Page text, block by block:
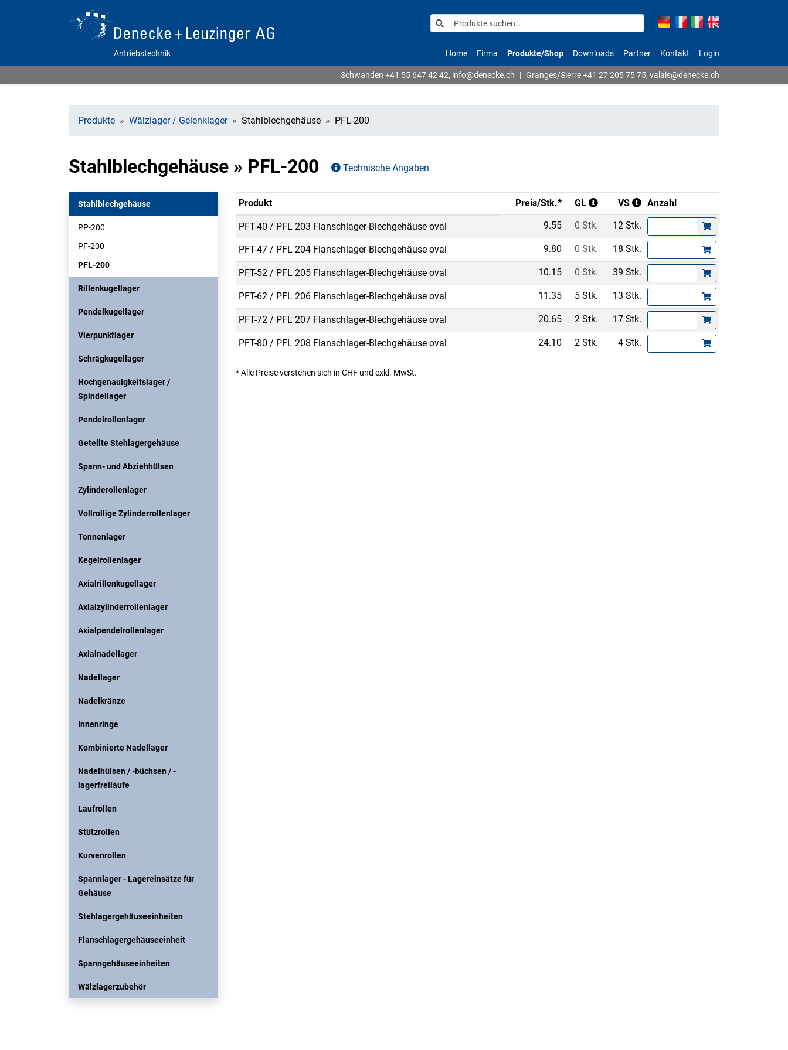
Antriebstechnik Home Firma Produkte/Shop Downloads Partner Kontakt Login
Schwanden +41 55 647 42 42, info@denecke.ch | Granges/Sierre+41 27 205 75 75, valais@denecke.ch
Produkte Wälzlager / Gelenklager Stahlblechgehäuse PFL-200
Stahlblechgehäuse » PFL-200 Technische Angaben
Stahlblechgehäuse
PP-200
PF-200
PFL-200
Rillenkugellager
Pendelkugellager
Vierpunktlager
Schrägkugellager
Hochgenauigkeitslager /
Spindellager
Pendelrollenlager
Geteilte Stehlagergehäuse
Spann- und Abziehhülsen
Zylinderollenlager
Vollrollige Zylinderrollenlager
Tonnenlager
Kegelrollenlager
Axialrillenkugellager
Axialzylinderrollenlager
Axialpendelrollenlager
Axialnadellager
Nadellager
Nadelkränze
Innenringe
Kombinierte Nadellager
Nadelhülsen / -büchsen / -
lagerfreiläufe
Laufrollen
Stützrollen
Kurvenrollen
Spannlager - Lagereinsätze für
Gehäuse
Stehlagergehäuseeinheiten
Flanschlagergehäuseeinheit
Spanngehäuseeinheiten
Wälzlagerzubehör
Produkt Preis/Stk.* GL VS Anzahl
PFT-40 / PFL 203 Flanschlager-Blechgehäuse oval 9.55 0 Stk. 12 Stk.
PFT-47 / PFL 204 Flanschlager-Blechgehäuse oval 9.80 0 Stk. 18 Stk.
PFT-52 / PFL 205 Flanschlager-Blechgehäuse oval 10.15 0 Stk. 39 Stk.
PFT-62 / PFL 206 Flanschlager-Blechgehäuse oval 11.35 5 Stk. 13 Stk.
PFT-72 / PFL 207 Flanschlager-Blechgehäuse oval 20.65 2 Stk. 17 Stk.
PFT-80 / PFL 208 Flanschlager-Blechgehäuse oval 24.10 2 Stk. 4 Stk.
* Alle Preise verstehen sich in CHF und exkl. MwSt.